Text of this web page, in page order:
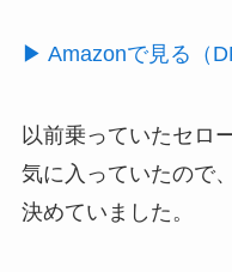
▶ Amazonで見る（
以前乗っていたセロ
気に入っていたので
決めていました。